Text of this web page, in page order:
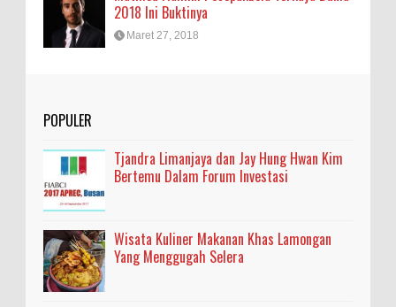
2018 Ini Buktinya
Maret 27, 2018
POPULER
Tjandra Limanjaya dan Jay Hung Hwan Kim
Bertemu Dalam Forum Investasi
Wisata Kuliner Makanan Khas Lamongan
Yang Menggugah Selera